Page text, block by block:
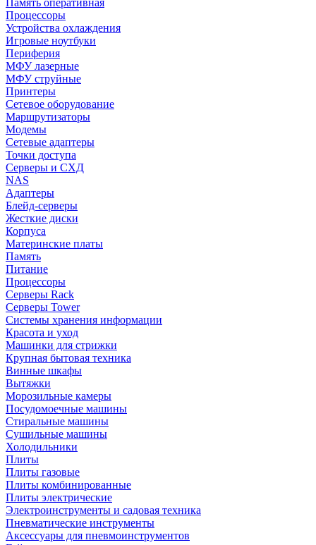
Память оперативная
Процессоры
Устройства охлаждения
Игровые ноутбуки
Периферия
МФУ лазерные
МФУ струйные
Принтеры
Сетевое оборудование
Маршрутизаторы
Модемы
Сетевые адаптеры
Точки доступа
Серверы и СХД
NAS
Адаптеры
Блейд-серверы
Жесткие диски
Корпуса
Материнские платы
Память
Питание
Процессоры
Серверы Rack
Серверы Tower
Системы хранения информации
Красота и уход
Машинки для стрижки
Крупная бытовая техника
Винные шкафы
Вытяжки
Морозильные камеры
Посудомоечные машины
Стиральные машины
Сушильные машины
Холодильники
Плиты
Плиты газовые
Плиты комбинированные
Плиты электрические
Электроинструменты и садовая техника
Пневматические инструменты
Аксессуары для пневмоинструментов